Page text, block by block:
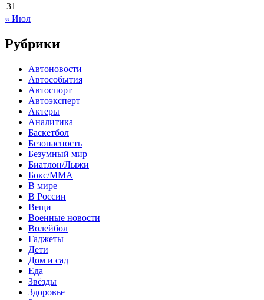
31
« Июл
Рубрики
Автоновости
Автособытия
Автоспорт
Автоэксперт
Актеры
Аналитика
Баскетбол
Безопасность
Безумный мир
Биатлон/Лыжи
Бокс/MMA
В мире
В России
Вещи
Военные новости
Волейбол
Гаджеты
Дети
Дом и сад
Еда
Звёзды
Здоровье